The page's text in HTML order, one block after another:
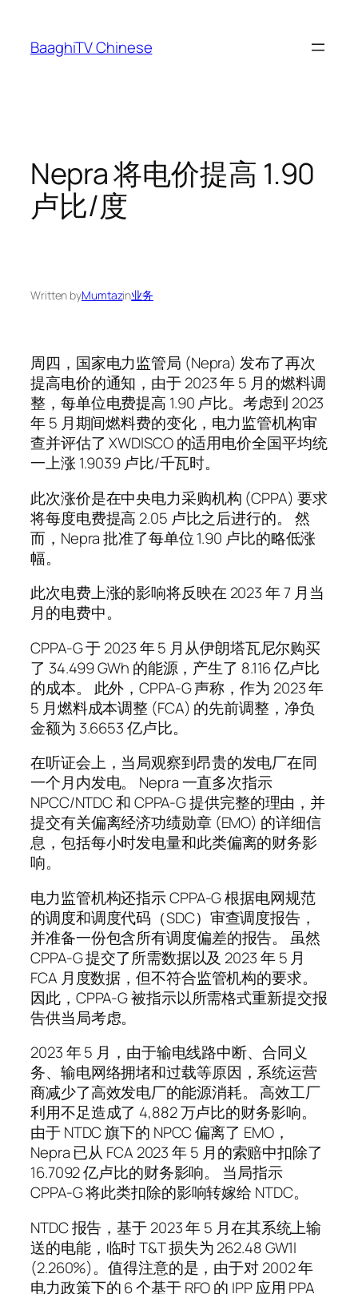
content
BaaghiTV Chinese
Nepra 将电价提高 1.90
卢比/度
Written byMumtazin业务
周四，国家电力监管局 (Nepra) 发布了再次
提高电价的通知，由于 2023 年 5 月的燃料调
整，每单位电费提高 1.90 卢比。考虑到 2023
年 5 月期间燃料费的变化，电力监管机构审
查并评估了 XWDISCO 的适用电价全国平均统
一上涨 1.9039 卢比/千瓦时。
此次涨价是在中央电力采购机构 (CPPA) 要求
将每度电费提高 2.05 卢比之后进行的。 然
而，Nepra 批准了每单位 1.90 卢比的略低涨
幅。
此次电费上涨的影响将反映在 2023 年 7 月当
月的电费中。
CPPA-G 于 2023 年 5 月从伊朗塔瓦尼尔购买
了 34.499 GWh 的能源，产生了 8.116 亿卢比
的成本。 此外，CPPA-G 声称，作为 2023 年
5 月燃料成本调整 (FCA) 的先前调整，净负
金额为 3.6653 亿卢比。
在听证会上，当局观察到昂贵的发电厂在同
一个月内发电。 Nepra 一直多次指示
NPCC/NTDC 和 CPPA-G 提供完整的理由，并
提交有关偏离经济功绩勋章 (EMO) 的详细信
息，包括每小时发电量和此类偏离的财务影
响。
电力监管机构还指示 CPPA-G 根据电网规范
的调度和调度代码（SDC）审查调度报告，
并准备一份包含所有调度偏差的报告。 虽然
CPPA-G 提交了所需数据以及 2023 年 5 月
FCA 月度数据，但不符合监管机构的要求。
因此，CPPA-G 被指示以所需格式重新提交报
告供当局考虑。
2023 年 5 月，由于输电线路中断、合同义
务、输电网络拥堵和过载等原因，系统运营
商减少了高效发电厂的能源消耗。 高效工厂
利用不足造成了 4,882 万卢比的财务影响。
由于 NTDC 旗下的 NPCC 偏离了 EMO，
Nepra 已从 FCA 2023 年 5 月的索赔中扣除了
16.7092 亿卢比的财务影响。 当局指示
CPPA-G 将此类扣除的影响转嫁给 NTDC。
NTDC 报告，基于 2023 年 5 月在其系统上输
送的电能，临时 T&T 损失为 262.48 GW1I
(2.260%)。值得注意的是，由于对 2002 年
电力政策下的 6 个基于 RFO 的 IPP 应用 PPA